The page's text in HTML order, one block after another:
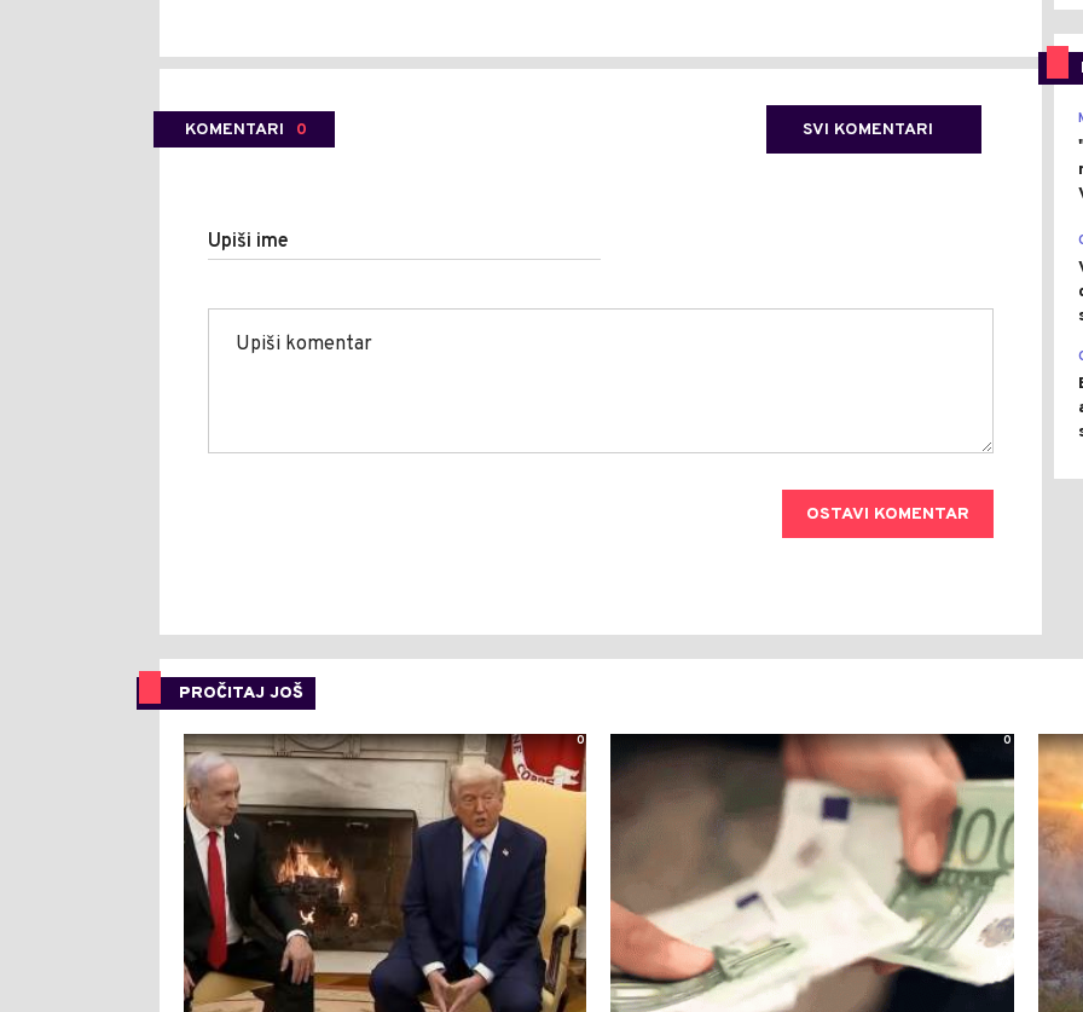
KOMENTARI 0 SVI KOMENTARI
Upiši ime
OSTAVI KOMENTAR
PROČITAJ JOŠ
0 0